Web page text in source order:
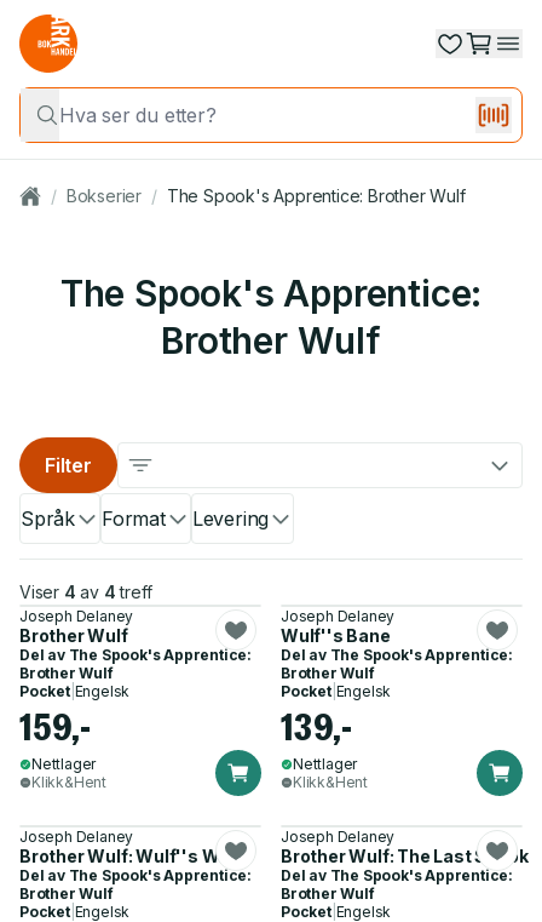
/ Bokserier / The Spook's Apprentice: Brother Wulf
The Spook's Apprentice:
Brother Wulf
Språk Format Levering
Filter
Viser 4 av 4 treff
Joseph Delaney
Brother Wulf
Del av The Spook's Apprentice:
Brother Wulf
Pocket| Engelsk
159,-
Nettlager
Klikk&Hent
Joseph Delaney
Wulf''s Bane
Del av The Spook's Apprentice:
Brother Wulf
Pocket| Engelsk
139,-
Nettlager
Klikk&Hent
Joseph Delaney
Brother Wulf: Wulf''s War
Del av The Spook's Apprentice:
Brother Wulf
Pocket| Engelsk
Joseph Delaney
Brother Wulf: The Last Spook
Del av The Spook's Apprentice:
Brother Wulf
Pocket| Engelsk